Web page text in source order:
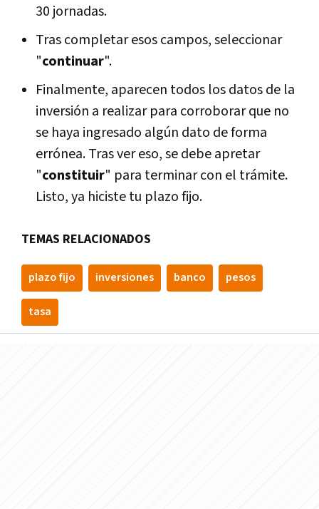
30 jornadas.
Tras completar esos campos, seleccionar
"continuar".
Finalmente, aparecen todos los datos de la
inversión a realizar para corroborar que no
se haya ingresado algún dato de forma
errónea. Tras ver eso, se debe apretar
"constituir" para terminar con el trámite.
Listo, ya hiciste tu plazo fijo.
TEMAS RELACIONADOS
plazo fijo inversiones banco pesos
tasa